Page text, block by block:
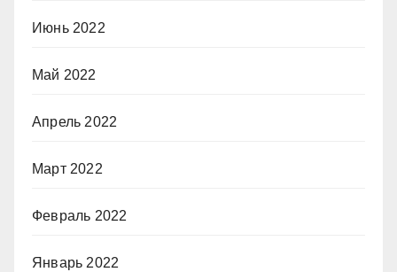
Июнь 2022
Май 2022
Апрель 2022
Март 2022
Февраль 2022
Январь 2022